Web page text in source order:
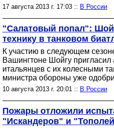
17 августа 2013 г. 17:03 :: В России
"Салатовый попал":
технику в танковом
К участию в следующем
Вашингтоне Шойгу
итальянцев с их колесными
министра обороны уже
10 августа 2013 г. 20:01 :: В России
Пожары отложили
"Искандеров" и